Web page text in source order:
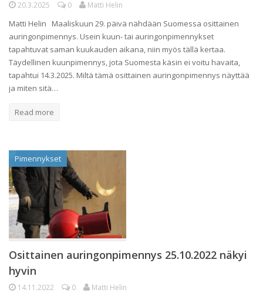
20.3.2025 0 Matti Helin
Matti Helin Maaliskuun 29. päivä nähdään Suomessa osittainen
auringonpimennys. Usein kuun- tai auringonpimennykset
tapahtuvat saman kuukauden aikana, niin myös tällä kertaa.
Täydellinen kuunpimennys, jota Suomesta käsin ei voitu havaita,
tapahtui 14.3.2025. Miltä tämä osittainen auringonpimennys näyttää
ja miten sitä…
Read more
Pimennykset
Osittainen auringonpimennys 25.10.2022 näkyi
hyvin
14.11.2022 0 Matti Helin